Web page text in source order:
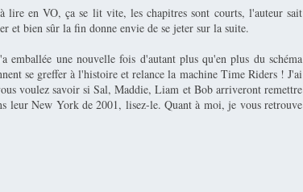
lire en VO, ça se lit vite, les chapitres sont courts, l'auteur sait
et bien sûr la fin donne envie de se jeter sur la suite.
emballée une nouvelle fois d'autant plus qu'en plus du schéma
se greffer à l'histoire et relance la machine Time Riders ! J'ai
voulez savoir si Sal, Maddie, Liam et Bob arriveront remettre
leur New York de 2001, lisez-le. Quant à moi, je vous retrouve